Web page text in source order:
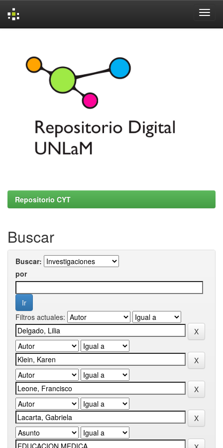
Repositorio CYT
Buscar
Buscar:
por
Filtros actuales: